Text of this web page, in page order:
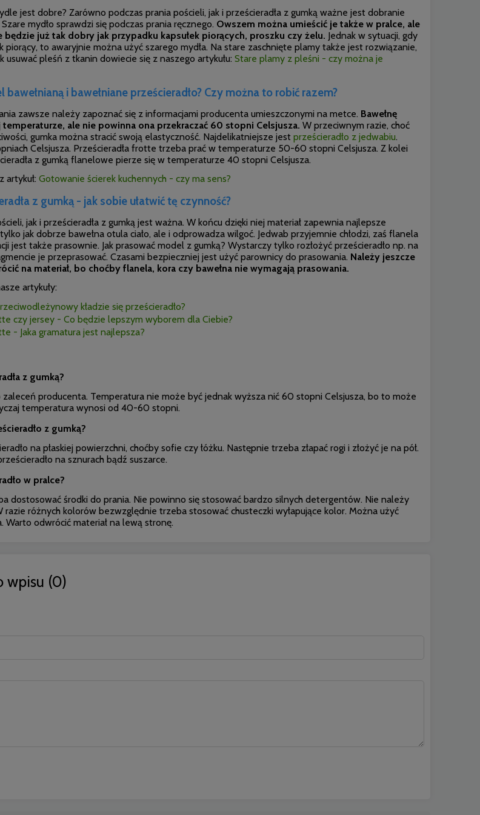
jest dobre? Zarówno podczas prania pościeli, jak i prześcieradła z gumką ważne jest dobranie
mydło sprawdzi się podczas prania ręcznego. Owszem można umieścić je także w pralce, ale
będzie już tak dobry jak przypadku kapsułek piorących, proszku czy żelu. Jednak w sytuacji, gdy
piorący, to awaryjnie można użyć szarego mydła. Na stare zaschnięte plamy także jest rozwiązanie,
pleśń z tkanin dowiecie się z naszego artykułu: Stare plamy z pleśni - czy można je
i bawełniane prześcieradło? Czy można to robić razem?
zawsze należy zapoznać się z informacjami producenta umieszczonymi na metce. Bawełnę
ale nie powinna ona przekraczać 60 stopni Celsjusza. W przeciwnym razie, choć
gumka można stracić swoją elastyczność. Najdelikatniejsze jest prześcieradło z jedwabiu.
Celsjusza. Prześcieradła frotte trzeba prać w temperaturze 50-60 stopni Celsjusza. Z kolei
z gumką flanelowe pierze się w temperaturze 40 stopni Celsjusza.
artykuł: Gotowanie ścierek kuchennych - czy ma sens?
z gumką - jak sobie ułatwić tę czynność?
jak i prześcieradła z gumką jest ważna. W końcu dzięki niej materiał zapewnia najlepsze
jak dobrze bawełna otula ciało, ale i odprowadza wilgoć. Jedwab przyjemnie chłodzi, zaś flanela
jest także prasownie. Jak prasować model z gumką? Wystarczy tylko rozłożyć prześcieradło np. na
je przeprasować. Czasami bezpieczniej jest użyć parownicy do prasowania. Należy jeszcze
na materiał, bo choćby flanela, kora czy bawełna nie wymagają prasowania.
artykuły:
kładzie się prześcieradło?
czy jersey - Co będzie lepszym wyborem dla Ciebie?
- Jaka gramatura jest najlepsza?
z gumką?
producenta. Temperatura nie może być jednak wyższa nić 60 stopni Celsjusza, bo to może
temperatura wynosi od 40-60 stopni.
z gumką?
na płaskiej powierzchni, choćby sofie czy łóżku. Następnie trzeba złapać rogi i złożyć je na pół.
na sznurach bądź suszarce.
w pralce?
dostosować środki do prania. Nie powinno się stosować bardzo silnych detergentów. Nie należy
razie różnych kolorów bezwzględnie trzeba stosować chusteczki wyłapujące kolor. Można użyć
Warto odwrócić materiał na lewą stronę.
wpisu (0)